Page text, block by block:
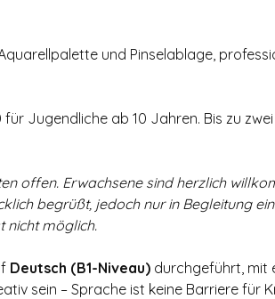
und Pinselablage,
Jugendliche ab 10 Jahren. Bis zu
offen. Erwachsene sind herzlich
begrüßt, jedoch nur in Begleitung
nicht möglich.
Deutsch (B1-Niveau) durchgeführt, mit
sein – Sprache ist keine Barriere für